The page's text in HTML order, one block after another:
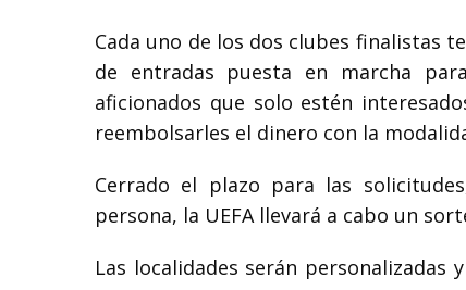
Cada uno de los dos clubes finalistas
de entradas puesta en marcha
aficionados que solo estén
reembolsarles el dinero con la
Cerrado el plazo para las
persona, la UEFA llevará a cabo un
Las localidades serán